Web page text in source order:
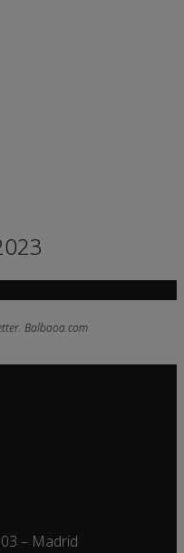
Balbooa.com
– Madrid